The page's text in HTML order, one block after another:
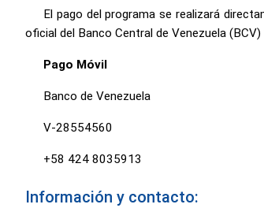
El pago del programa se realizará
oficial del Banco Central de Venezuela
Pago Móvil
Banco de Venezuela
V-28554560
+58 424 8035913
Información y contacto: